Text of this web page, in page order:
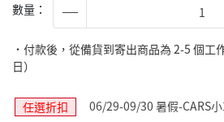
數量：
˙付款後，從備貨到寄出商品為 2-5 個工
日）
任選折扣
06/29-09/30 暑假-CARS